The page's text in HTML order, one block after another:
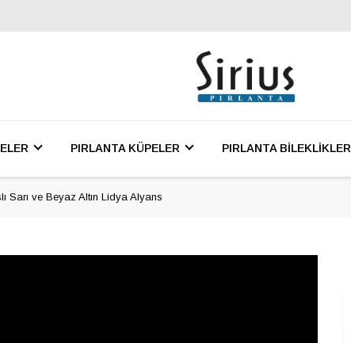
PIRLANTA KÜPELER PIRLANTA BİLEKLİKLER
Sarı ve Beyaz Altın Lidya Alyans